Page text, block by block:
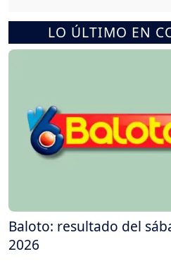
LO ÚLTIMO EN
Baloto: resultado del
2026